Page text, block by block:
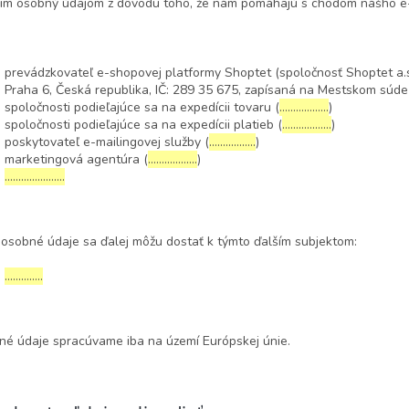
prevádzkovateľ e-shopovej platformy Shoptet (spoločnosť Shoptet
Praha 6, Česká republika, IČ: 289 35 675, zapísaná na Mestskom
spoločnosti podieľajúce sa na expedícii tovaru (………………)
spoločnosti podieľajúce sa na expedícii platieb (………………)
poskytovateľ e-mailingovej služby (……………..)
marketingová agentúra (………………)
………………….
údaje sa ďalej môžu dostať k týmto ďalším subjektom:
…………..
údaje spracúvame iba na území Európskej únie.